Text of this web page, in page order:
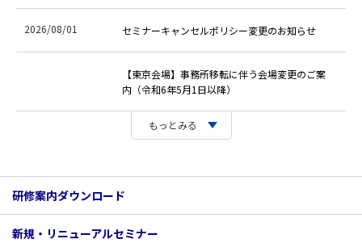
2026/08/01 セミナーキャンセルポリシー変更のお知らせ
【東京会場】事務所移転に伴う会場変更のご案
内（令和6年5月1日以降）
JSA研修プログラムにおける著作物の取り扱い
【重要】申込完了時に受講者様へもメールが届
もっとみる
研修案内ダウンロード
新規・リニューアルセミナー